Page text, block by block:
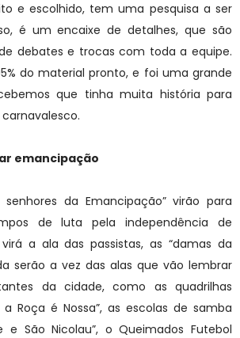
e escolhido, tem uma pesquisa a ser
é um encaixe de detalhes, que são
debates e trocas com toda a equipe.
do material pronto, e foi uma grande
que tinha muita história para
emancipação
da Emancipação” virão para
de luta pela independência de
a ala das passistas, as “damas da
serão a vez das alas que vão lembrar
da cidade, como as quadrilhas
a Roça é Nossa”, as escolas de samba
e São Nicolau”, o Queimados Futebol